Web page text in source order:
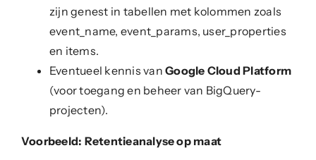
zijn genest in tabellen met kolommen zoals
event_name, event_params, user_properties
en items.
Eventueel kennis vanGoogle Cloud Platform
(voor toegang en beheer van BigQuery-
projecten).
Voorbeeld: Retentieanalyse op maat